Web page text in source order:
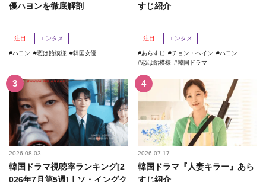
優ハヨンを徹底解剖
注目 エンタメ
ハヨン 恋は飴模様 韓国女優
すじ紹介
注目 エンタメ
あらすじ チョン・ヘイン
ハヨン
恋は飴模様
韓国ドラマ
2026.08.03
韓国ドラマ視聴率ランキング[2
026年7月第5週]｜ソ・イングク
2026.07.17
韓国ドラマ『人妻キラー』あら
すじ紹介